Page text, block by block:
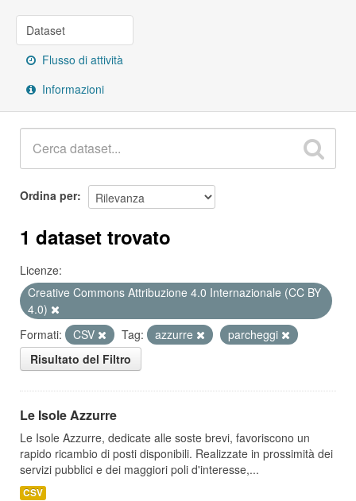
Dataset
Flusso di attività
Informazioni
Ordina per
1 dataset trovato
Licenze:
Creative Commons Attribuzione 4.0 Internazionale (CC BY
4.0)
Formati:
CSV Tag: azzurre
parcheggi
Risultato del Filtro
Le Isole Azzurre
Le Isole Azzurre, dedicate alle soste brevi, favoriscono un
rapido ricambio di posti disponibili. Realizzate in prossimità dei
servizi pubblici e dei maggiori poli d'interesse,...
CSV